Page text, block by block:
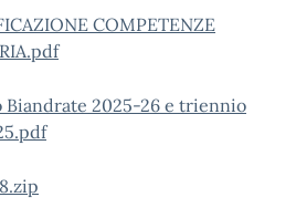
COMPETENZE
2025-26 e triennio